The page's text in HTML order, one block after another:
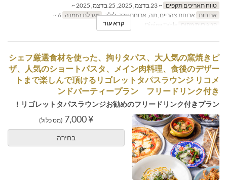
טווח תאריכים תקפים ~ 23 בדצמ, 2025, 25 בדצמ, 2025 ~
ארוחות ארוחת צהריים, תה, ארוחת ערב, לילה מגבלת הזמנה 6 ~
קטגוריית מקום
קרא עוד
シェフ厳選食材を使った、拘りタパス、大人気の窯焼きピ
ザ、人気のショートパスタ、メイン肉料理、食後のデザー
トまで楽しんで頂けるリゴレットタパスラウンジ リコメ
ンドパーティープラン フリードリンク付き
リゴレットタパスラウンジお勧めのフリードリンク付きプラン！
¥ 7,000 (מס כלול)
בחירה